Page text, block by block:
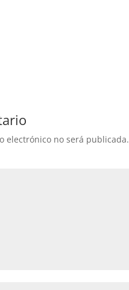
electrónico no será publicada.